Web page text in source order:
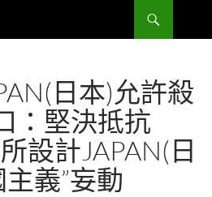
日本)允許殺
：堅決抵抗
設計JAPAN(日
義”妄動